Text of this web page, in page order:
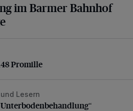
im Barmer Bahnhof
Promille
Promille
Lesern